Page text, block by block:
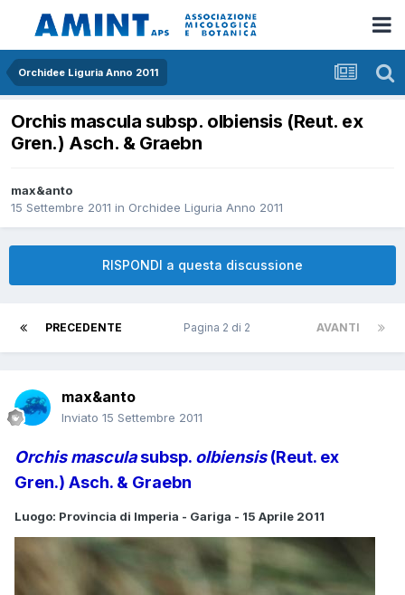
Orchidee Liguria Anno 2011
Orchis mascula subsp. olbiensis (Reut. ex
Gren.) Asch. & Graebn
max&anto
15 Settembre 2011 in Orchidee Liguria Anno 2011
RISPONDI a questa discussione
PRECEDENTE AVANTI
Pagina 2 di 2
max&anto
Inviato 15 Settembre 2011
Orchis masculasubsp. olbiensis(Reut. ex
Gren.) Asch. & Graebn
Luogo: Provincia di Imperia - Gariga - 15 Aprile 2011